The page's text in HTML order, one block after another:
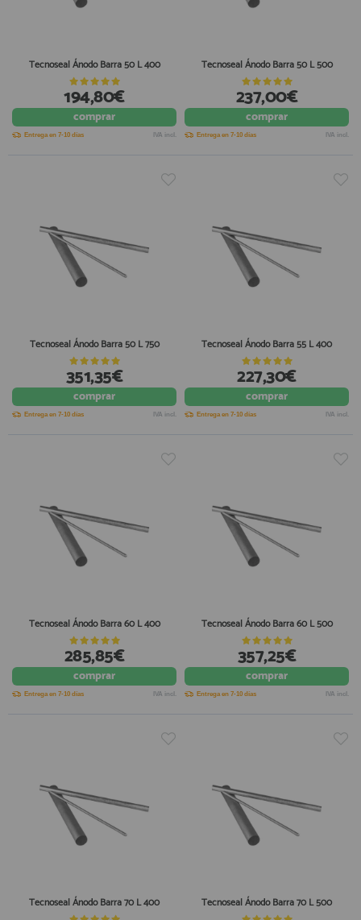
Tecnoseal Ánodo Barra 50 L 400
194,80€
comprar
Entrega en 7-10 días IVA incl.
Tecnoseal Ánodo Barra 50 L 500
237,00€
comprar
Entrega en 7-10 días IVA incl.
Tecnoseal Ánodo Barra 50 L 750
351,35€
comprar
Entrega en 7-10 días IVA incl.
Tecnoseal Ánodo Barra 55 L 400
227,30€
comprar
Entrega en 7-10 días IVA incl.
Tecnoseal Ánodo Barra 60 L 400
285,85€
comprar
Entrega en 7-10 días IVA incl.
Tecnoseal Ánodo Barra 60 L 500
357,25€
comprar
Entrega en 7-10 días IVA incl.
Tecnoseal Ánodo Barra 70 L 400 Tecnoseal Ánodo Barra 70 L 500